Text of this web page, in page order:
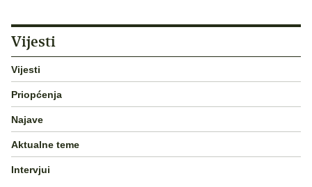
Vijesti
Vijesti
Priopćenja
Najave
Aktualne teme
Intervjui